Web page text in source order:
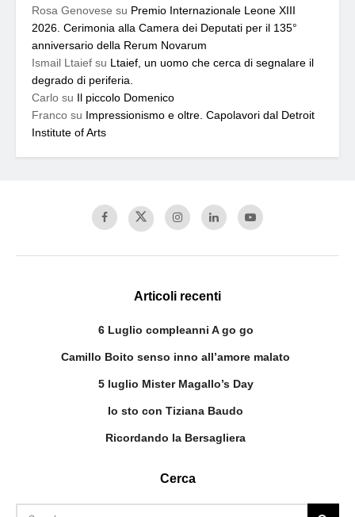
Rosa Genovese su Premio Internazionale Leone XIII
2026. Cerimonia alla Camera dei Deputati per il 135°
anniversario della Rerum Novarum
Ismail Ltaief su Ltaief, un uomo che cerca di segnalare il
degrado di periferia.
Carlo su Il piccolo Domenico
Franco su Impressionismo e oltre. Capolavori dal Detroit
Institute of Arts
Articoli recenti
6 Luglio compleanni A go go
Camillo Boito senso inno all’amore malato
5 luglio Mister Magallo’s Day
Io sto con Tiziana Baudo
Ricordando la Bersagliera
Cerca